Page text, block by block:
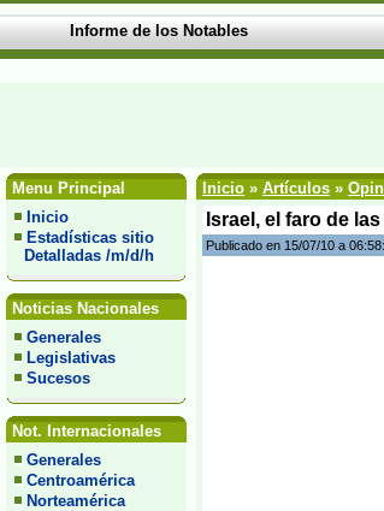
Informe de los Notables
Menu Principal
Inicio
Estadísticas sitio
Detalladas /m/d/h
Noticias Nacionales
Generales
Legislativas
Sucesos
Not. Internacionales
Generales
Centroamérica
Norteamérica
Inicio » Artículos »
Israel, el faro de
Publicado en 15/07/10 a